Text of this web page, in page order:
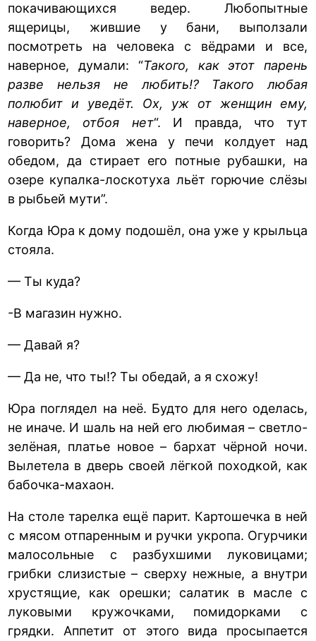
покачивающихся ведер. Любопытные
ящерицы, жившие у бани, выползали
посмотреть на человека с вёдрами и все,
наверное, думали: “Такого, как этот парень
разве нельзя не любить!? Такого любая
полюбит и уведёт. Ох, уж от женщин ему,
наверное, отбоя нет“. И правда, что тут
говорить? Дома жена у печи колдует над
обедом, да стирает его потные рубашки, на
озере купалка-лоскотуха льёт горючие слёзы
в рыбьей мути”.
Когда Юра к дому подошёл, она уже у крыльца
стояла.
— Ты куда?
-В магазин нужно.
— Давай я?
— Да не, что ты!? Ты обедай, а я схожу!
Юра поглядел на неё. Будто для него оделась,
не иначе. И шаль на ней его любимая – светло-
зелёная, платье новое – бархат чёрной ночи.
Вылетела в дверь своей лёгкой походкой, как
бабочка-махаон.
На столе тарелка ещё парит. Картошечка в ней
с мясом отпаренным и ручки укропа. Огурчики
малосольные с разбухшими луковицами;
грибки слизистые – сверху нежные, а внутри
хрустящие, как орешки; салатик в масле с
луковыми кружочками, помидорками с
грядки. Аппетит от этого вида просыпается